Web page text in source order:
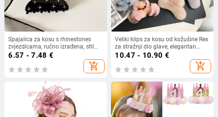
Spajalica za kosu s rhinestones
zvjezdicama, ručno izrađena; stil
Gypsophila gripper, korejska verzija;
klasifikacija: gripper
6.57 - 7.48 €
add_shopping_cart
Veliki klips za kosu od kožušine Rex
za stražnji dio glave, elegantan
plišani dodatak za kosu
10.47 - 10.90 €
add_shopping_cart